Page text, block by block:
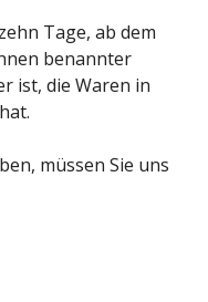
Tage, ab dem
benannter
ist, die Waren in
müssen Sie uns